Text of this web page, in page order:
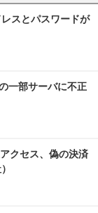
スとパスワードが
一部サーバに不正
クセス、偽の決済